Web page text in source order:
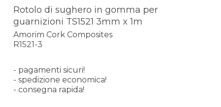
Rotolo di sughero in gomma per
guarnizioni TS1521 3mm x 1m
Amorim Cork Composites
R1521-3
- pagamenti sicuri!
- spedizione economica!
- consegna rapida!